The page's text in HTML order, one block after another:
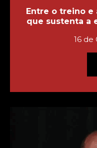
Entre o treino e
que sustenta a
16 de